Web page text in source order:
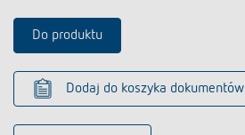
Do produktu
Dodaj do koszyka dokumentów